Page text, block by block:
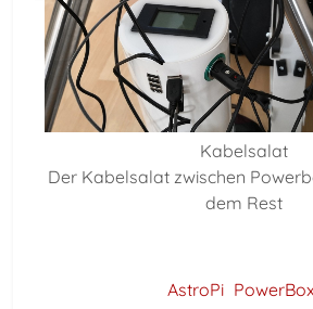
Kabelsalat
Der Kabelsalat zwischen
dem Rest
AstroPi PowerBox